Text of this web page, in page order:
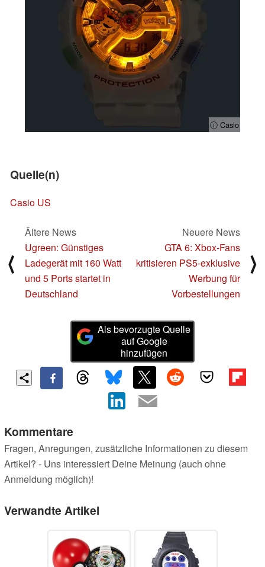
ⓘ Casio
Quelle(n)
Casio US
⟨
Ältere News
Ugreen: Günstiges
Ladegerät mit 160 Watt
und 5 Ports startet in
Deutschland
Neuere News
GTA 6: Xbox-Fans
kritisieren PS5-exklusive
Werbung für
Vorbestellungen
⟩
Als bevorzugte Quelle
auf Google
hinzufügen
Kommentare
Fragen, Anregungen, zusätzliche Informationen zu diesem
Artikel? - Uns interessiert Deine Meinung (auch ohne
Anmeldung möglich)!
Verwandte Artikel